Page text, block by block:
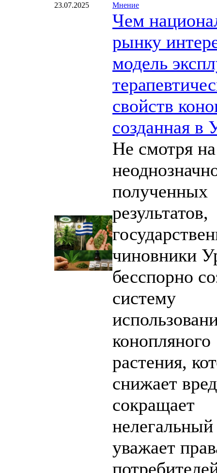
23.07.2025 Мнение
Чем
рынку
модель
свойств
созданная в
Не смотря на
полученных
результатов,
чиновники
бесспорно
систему
конопляного
растения,
снижает
сокращает
уважает